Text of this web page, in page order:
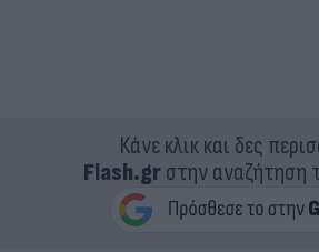
Κάνε κλικ και δες
Flash.grστην αναζήτηση